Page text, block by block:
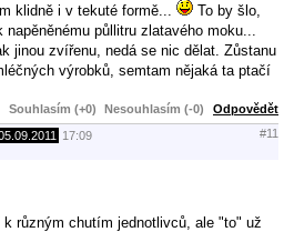
klidně i v tekuté formě...
To by šlo,
půllitru zlatavého moku...
jinou zvířenu, nedá se nic dělat. Zůstanu
výrobků, semtam nějaká ta ptačí
Souhlasím (+0) Nesouhlasím (-0) Odpovědět
17:09 #11
různým chutím jednotlivců, ale "to" už